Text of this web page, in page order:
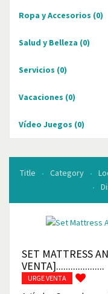
Ropa y Accesorios (0)
Salud y Belleza (0)
Servicios (0)
Vacaciones (0)
Vídeo Juegos (0)
Title Category
SET MATTRESS
VENTA]....................
URGE VENTA